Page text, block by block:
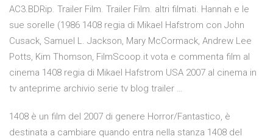
AC3.BDRip. Trailer Film. Trailer Film. altri filmati. Hannah e le
sue sorelle (1986 1408 regia di Mikael Hafstrom con John
Cusack, Samuel L. Jackson, Mary McCormack, Andrew Lee
Potts, Kim Thomson, FilmScoop.it vota e commenta film al
cinema 1408 regia di Mikael Hafstrom USA 2007 al cinema in
tv anteprime archivio serie tv blog trailer …
1408 è un film del 2007 di genere Horror/Fantastico, è
destinata a cambiare quando entra nella stanza 1408 del